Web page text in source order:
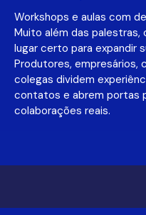
Workshops e aulas com
Muito além das palestras,
lugar certo para expandir
Produtores, empresários,
colegas dividem
contatos e abrem portas
colaborações reais.